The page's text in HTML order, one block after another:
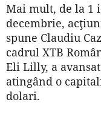
Mai mult, de la 1
decembrie,
spune Claudiu
cadrul XTB
Eli Lilly, a
atingând o
dolari.